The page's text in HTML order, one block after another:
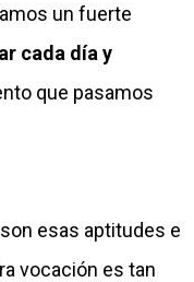
un fuerte
cada día y
que pasamos
esas aptitudes e
vocación es tan